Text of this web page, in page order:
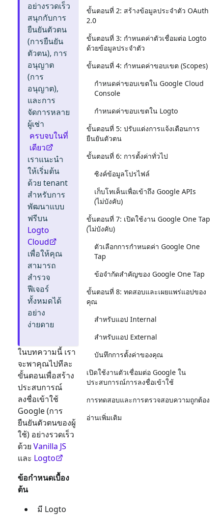
อย่างรวดเร็ว
สนุกกับการ
ยืนยันตัวตน
(การยืนยัน
ตัวตน), การ
อนุญาต
(การ
อนุญาต),
และการ
จัดการหลาย
ผู้เช่า
ครบจบในที่
เดียว
เราแนะนำ
ให้เริ่มต้น
ด้วย tenant
สำหรับการ
พัฒนาแบบ
ฟรีบน
Logto
Cloud
เพื่อให้คุณ
สามารถ
สำรวจ
ฟีเจอร์
ทั้งหมดได้
อย่าง
ง่ายดาย
ในบทความนี้ เรา
จะพาคุณไปทีละ
ขั้นตอนเพื่อสร้าง
ประสบการณ์
ลงชื่อเข้าใช้
Google(การ
ยืนยันตัวตนของผู้
ใช้) อย่างรวดเร็ว
ด้วย Vanilla JS
และ Logto
ข้อกำหนดเบื้อง
ต้น
มี Logto
ขั้นตอนที่ 2: สร้างข้อมูลประจำตัว OAuth
2.0
ขั้นตอนที่ 3: กำหนดค่าตัวเชื่อมต่อ Logto
ด้วยข้อมูลประจำตัว
ขั้นตอนที่ 4: กำหนดค่าขอบเขต (Scopes)
กำหนดค่าขอบเขตใน Google Cloud
Console
กำหนดค่าขอบเขตใน Logto
ขั้นตอนที่ 5: ปรับแต่งการแจ้งเตือนการ
ยืนยันตัวตน
ขั้นตอนที่ 6: การตั้งค่าทั่วไป
ซิงค์ข้อมูลโปรไฟล์
เก็บโทเค็นเพื่อเข้าถึง Google APIs
(ไม่บังคับ)
ขั้นตอนที่ 7: เปิดใช้งาน Google One Tap
(ไม่บังคับ)
ตัวเลือกการกำหนดค่า Google One
Tap
ข้อจำกัดสำคัญของ Google One Tap
ขั้นตอนที่ 8: ทดสอบและเผยแพร่แอปของ
คุณ
สำหรับแอป Internal
สำหรับแอป External
บันทึกการตั้งค่าของคุณ
เปิดใช้งานตัวเชื่อมต่อ Google ใน
ประสบการณ์การลงชื่อเข้าใช้
การทดสอบและการตรวจสอบความถูกต้อง
อ่านเพิ่มเติม